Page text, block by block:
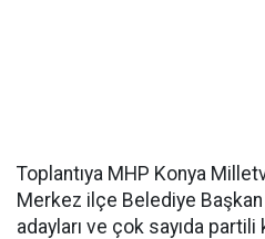
Toplantıya MHP Konya
Merkez ilçe Belediye Başkan
adayları ve çok sayıda partili